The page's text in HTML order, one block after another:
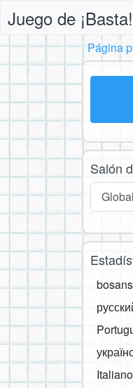
Juego de ¡Basta!
Página
Salón
Global
Italiano